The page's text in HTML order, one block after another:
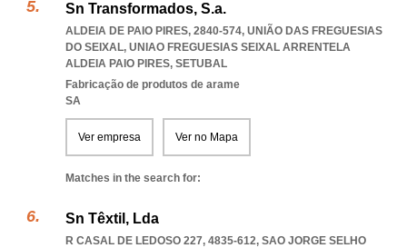
Sn Transformados, S.a.
ALDEIA DE PAIO PIRES, 2840-574, UNIÃO DAS FREGUESIAS
DO SEIXAL, UNIAO FREGUESIAS SEIXAL ARRENTELA
ALDEIA PAIO PIRES, SETUBAL
Fabricação de produtos de arame
SA
Ver empresa Ver no Mapa
Matches in the search for:
Sn Têxtil, Lda
R CASAL DE LEDOSO 227, 4835-612, SAO JORGE SELHO